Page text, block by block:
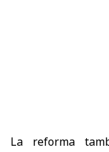
La reforma